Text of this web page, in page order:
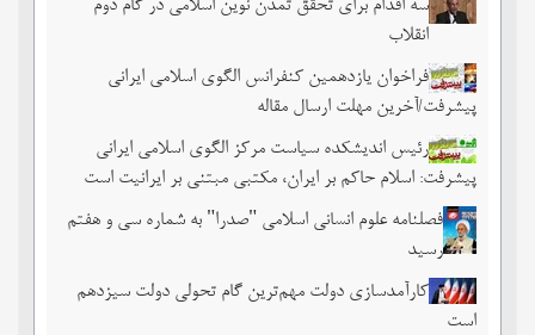
سه اقدام برای تحقق تمدن نوین اسلامی در گام دوم
انقلاب
فراخوان یازدهمین کنفرانس الگوی اسلامی ایرانی
پیشرفت/آخرین مهلت ارسال مقاله
رئیس اندیشکده سیاست مرکز الگوی اسلامی ایرانی
پیشرفت: اسلام حاکم بر ایران، مکتبی مبتنی بر ایرانیت است
فصلنامه علوم انسانی اسلامی "صدرا" به شماره سی و هفتم
رسید
کارآمدسازی دولت مهم‌ترین گام تحولی دولت سیزدهم
است